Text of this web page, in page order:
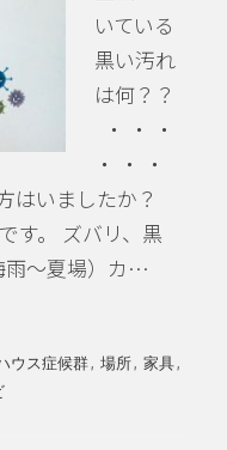
いている
黒い汚れ
は何？？
・ ・ ・
・ ・ ・
はいましたか？
す。 ズバリ、黒
雨～夏場）カ…
ウス症候群, 場所, 家具,